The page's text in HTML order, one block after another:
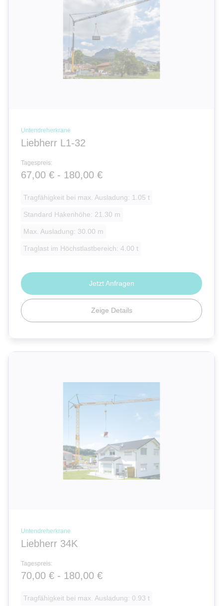
Untendreherkrane
Liebherr L1-32
Tagespreis:
67,00 € - 180,00 €
Tragfähigkeit bei max. Ausladung: 1.05 t
Standard Hakenhöhe: 21.30 m
Max. Ausladung: 30.00 m
Traglast im Höchstlastbereich: 4.00 t
Zeige Details
Jetzt Anfragen
Untendreherkrane
Liebherr 34K
Tagespreis:
70,00 € - 180,00 €
Tragfähigkeit bei max. Ausladung: 0.93 t